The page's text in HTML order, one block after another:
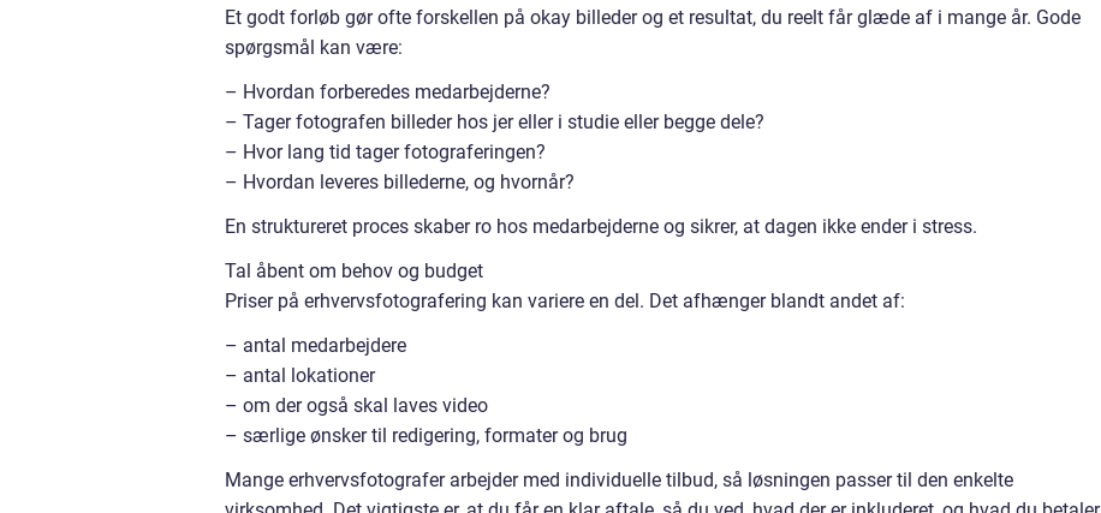
Et godt forløb gør ofte forskellen på okay billeder og et resultat, du reelt får glæde af i mange år. Gode
spørgsmål kan være:
– Hvordan forberedes medarbejderne?
– Tager fotografen billeder hos jer eller i studie eller begge dele?
– Hvor lang tid tager fotograferingen?
– Hvordan leveres billederne, og hvornår?
En struktureret proces skaber ro hos medarbejderne og sikrer, at dagen ikke ender i stress.
Tal åbent om behov og budget
Priser på erhvervsfotografering kan variere en del. Det afhænger blandt andet af:
– antal medarbejdere
– antal lokationer
– om der også skal laves video
– særlige ønsker til redigering, formater og brug
Mange erhvervsfotografer arbejder med individuelle tilbud, så løsningen passer til den enkelte